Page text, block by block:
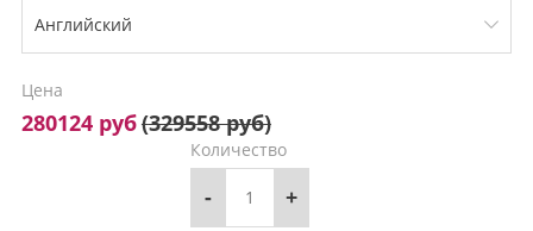
Цена
280124 руб(329558 руб)
Количество
- +